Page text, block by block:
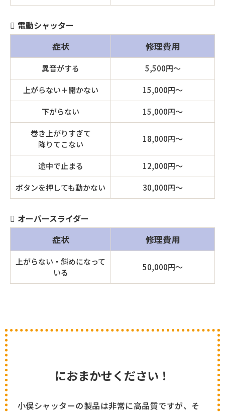
電動シャッター
症状 修理費用
異音がする 5,500円〜
上がらない＋開かない 15,000円〜
下がらない 15,000円〜
巻き上がりすぎて
降りてこない
18,000円〜
途中で止まる 12,000円〜
ボタンを押しても動かない 30,000円〜
オーバースライダー
症状 修理費用
上がらない・斜めになって
いる
50,000円〜
におまかせください！
小俣シャッターの製品は非常に高品質ですが、そ